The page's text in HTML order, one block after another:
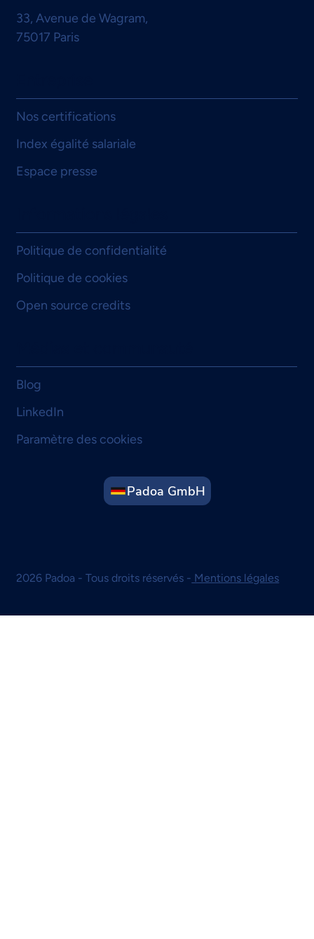
Certification, organisation et performance
: retour d’expérience de l’ALSMT, un an
après le choix de padoa
33, Avenue de Wagram,
75017 Paris
Nos certifications
Index égalité salariale
Espace presse
Politique de confidentialité
Politique de cookies
Open source credits
Blog
LinkedIn
Paramètre des cookies
2026 Padoa - Tous droits réservés - Mentions légales
Padoa GmbH